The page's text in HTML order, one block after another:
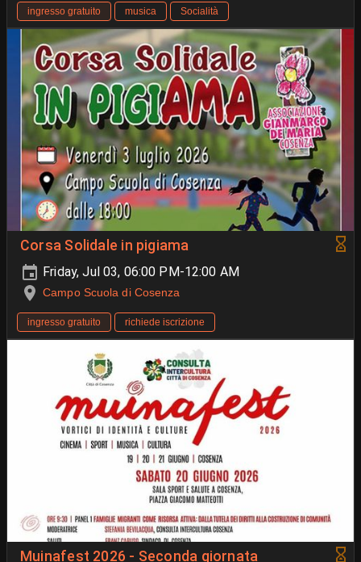
ingresso gratuito musica Socialità
Corsa Solidale in pigiama
Friday, Jul 03, 06:00 PM-12:00 AM
Campo Scuola di Cosenza
ingresso gratuito richiede iscrizione
Muinafest 2026 - Seconda giornata